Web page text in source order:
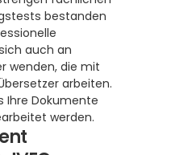
bestanden
auch an
wenden, die mit
arbeiten.
Ihre Dokumente
werden.